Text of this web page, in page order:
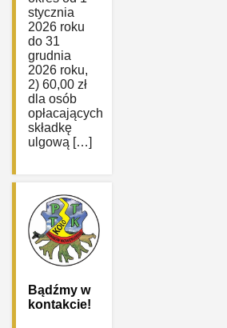
stycznia
2026 roku
do 31
grudnia
2026 roku,
2) 60,00 zł
dla osób
opłacających
składkę
ulgową […]
Bądźmy w
kontakcie!